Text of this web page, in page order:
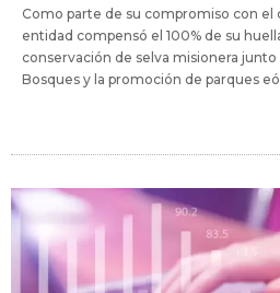
Como parte de su compromiso con el
entidad compensó el 100% de su
conservación de selva misionera
Bosques y la promoción de parques